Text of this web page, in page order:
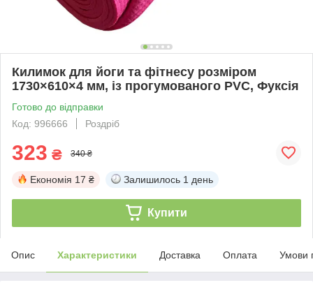
Килимок для йоги та фітнесу розміром
1730×610×4 мм, із прогумованого PVC, Фуксія
Готово до відправки
Код: 996666
Роздріб
323 ₴ 340 ₴
Економія 17 ₴ Залишилось 1 день
Купити
Опис Характеристики Доставка Оплата Умови